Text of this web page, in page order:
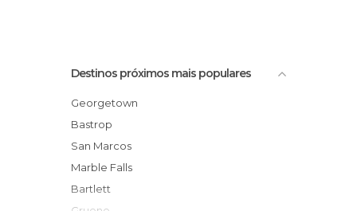
Destinos próximos mais populares
Georgetown
Bastrop
San Marcos
Marble Falls
Bartlett